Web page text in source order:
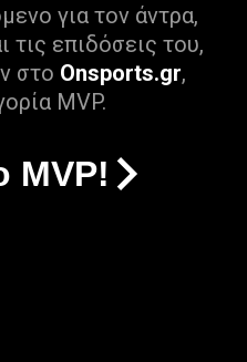
για τον άντρα,
τις επιδόσεις του,
στο Onsports.gr,
MVP.
MVP!